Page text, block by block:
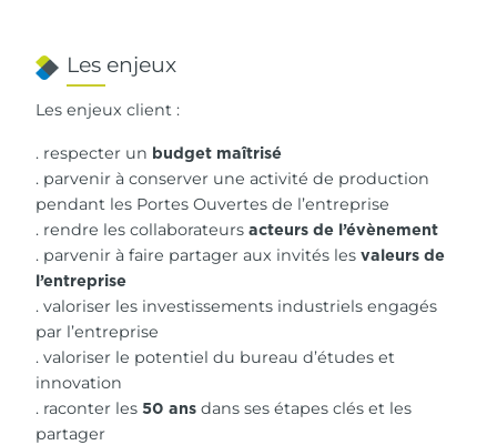
Les enjeux
Les enjeux client :
. respecter un budget maîtrisé
. parvenir à conserver une activité de production
pendant les Portes Ouvertes de l’entreprise
. rendre les collaborateurs acteurs de l’évènement
. parvenir à faire partager aux invités les valeurs de
l’entreprise
. valoriser les investissements industriels engagés
par l’entreprise
. valoriser le potentiel du bureau d’études et
innovation
. raconter les 50 ans dans ses étapes clés et les
partager